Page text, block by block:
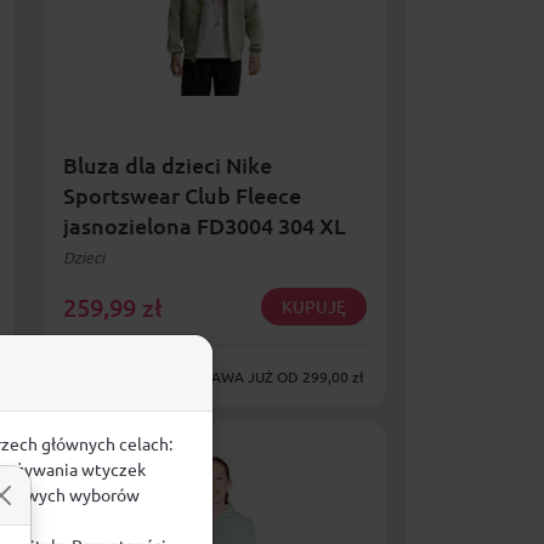
Bluza dla dzieci Nike
Sportswear Club Fleece
jasnozielona FD3004 304 XL
Dzieci
259,99 zł KUPUJĘ
DARMOWA DOSTAWA JUŻ OD 299,00 zł
głównych celach:
używania wtyczek
wyborów